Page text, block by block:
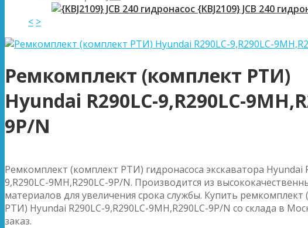
{KBJ2109} JCB 240
< >
Ремкомплект (комплект РТИ)
Hyundai R290LC-9,R290LC-
9P/N
Ремкомплект (комплект РТИ) гидронасоса экскаватора Hyundai
9,R290LC-9MH,R290LC-9P/N. Производится из
материалов для увеличения срока службы. Купить ремкомплект
РТИ) Hyundai R290LC-9,R290LC-9MH,R290LC-9P/N со склада в
заказ.